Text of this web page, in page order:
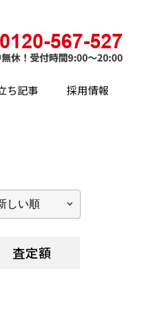
ち記事 採用情報
査定額